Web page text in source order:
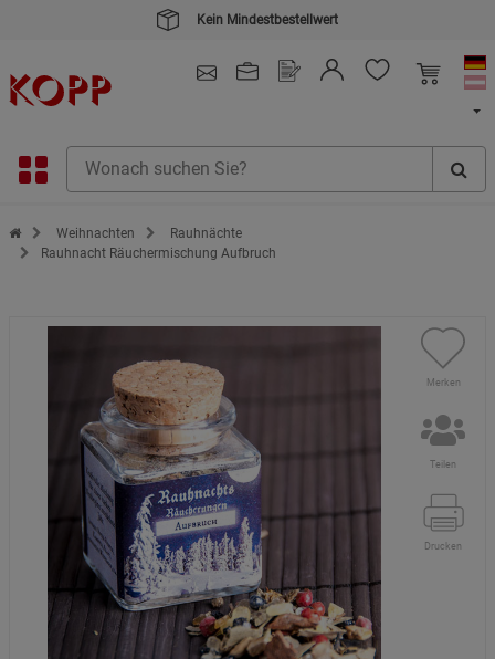
Kein Mindestbestellwert
Zur Startseite des Kopp Verlag Online-Shop
Weihnachten
Rauhnächte
Rauhnacht Räuchermischung Aufbruch
Merken
Teilen
Drucken